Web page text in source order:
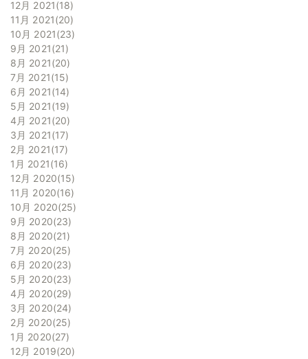
12月 2021 18
11月 2021 20
10月 2021 23
9月 2021 21
8月 2021 20
7月 2021 15
6月 2021 14
5月 2021 19
4月 2021 20
3月 2021 17
2月 2021 17
1月 2021 16
12月 2020 15
11月 2020 16
10月 2020 25
9月 2020 23
8月 2020 21
7月 2020 25
6月 2020 23
5月 2020 23
4月 2020 29
3月 2020 24
2月 2020 25
1月 2020 27
12月 2019 20